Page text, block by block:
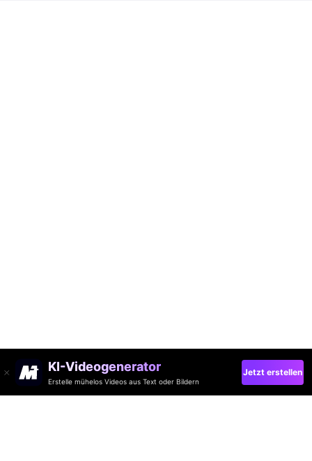
KI-Videogenerator
Erstelle mühelos Videos aus Text oder Bildern
Jetzt erstellen